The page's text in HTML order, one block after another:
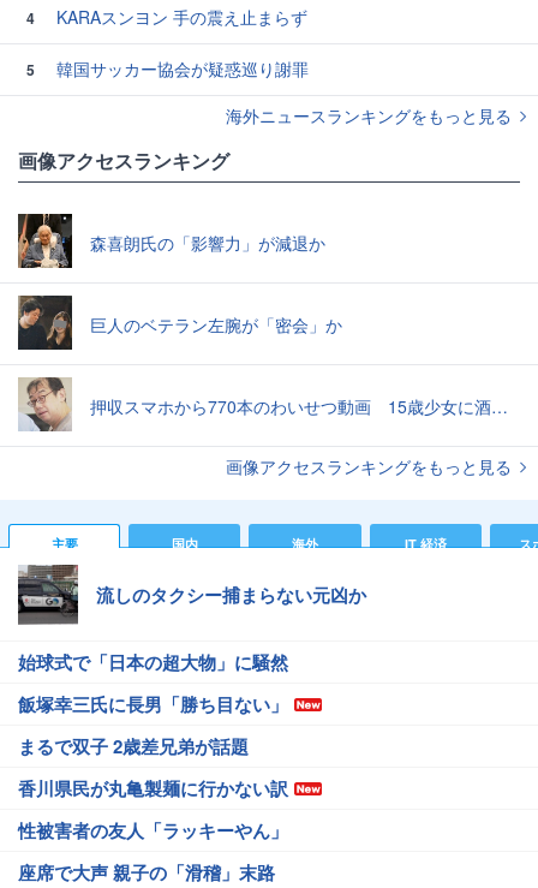
4 KARAスンヨン 手の震え止まらず
5
韓国サッカー協会が疑惑巡り謝罪
海外ニュースランキングをもっと見る
画像アクセスランキング
森喜朗氏の「影響力」が減退か
巨人のベテラン左腕が「密会」か
押収スマホから770本のわいせつ動画 15歳少女に酒と薬飲ませ性的暴行か 54歳男を再逮捕 「薬もありますよ」とSNSで誘い出し
画像アクセスランキングをもっと見る
主要 国内 海外 IT 経済 ス
流しのタクシー捕まらない元凶か
始球式で「日本の超大物」に騒然
飯塚幸三氏に長男「勝ち目ない」
まるで双子 2歳差兄弟が話題
香川県民が丸亀製麺に行かない訳
性被害者の友人「ラッキーやん」
座席で大声 親子の「滑稽」末路